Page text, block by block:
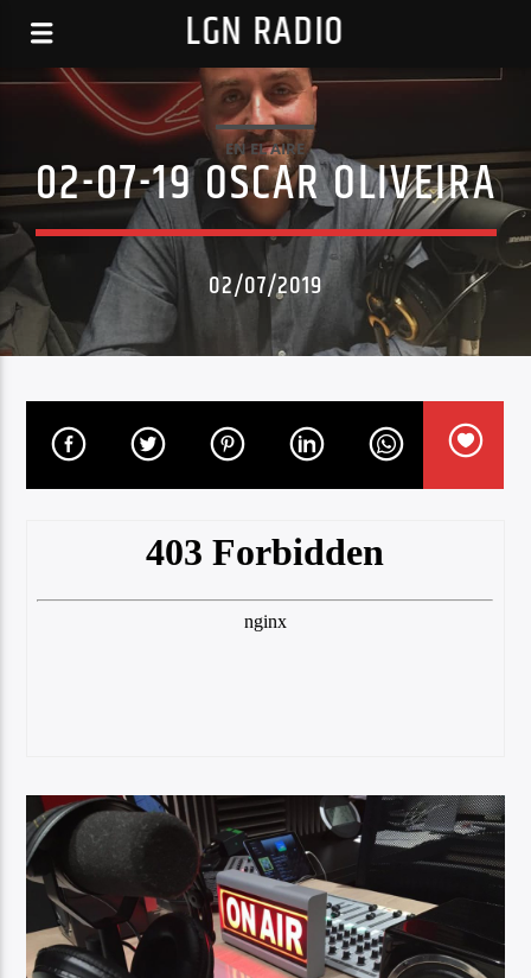
LGN RADIO
EN EL AIRE
02-07-19 OSCAR OLIVEIRA
02/07/2019